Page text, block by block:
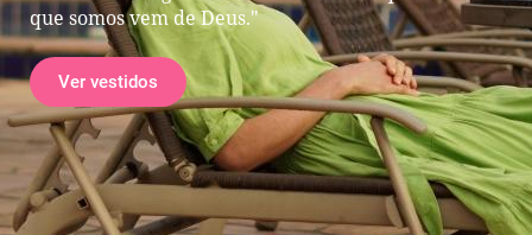
que somos vem de Deus."
Ver vestidos